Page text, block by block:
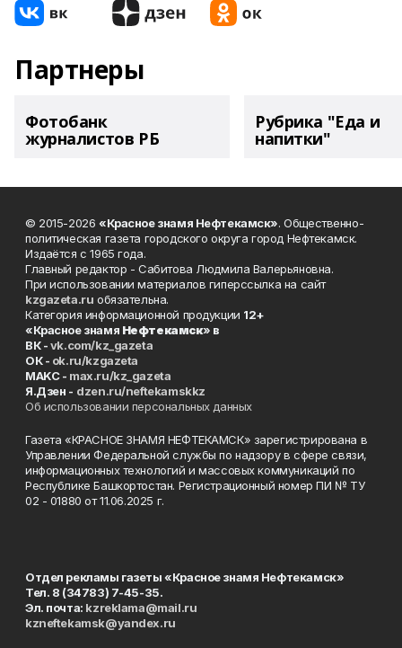
Партнеры
Фотобанк
журналистов РБ
Рубрика "Еда и
напитки"
© 2015-2026 «Красное знамя Нефтекамск». Общественно-
политическая газета городского округа город Нефтекамск.
Издаётся с 1965 года.
Главный редактор - Сабитова Людмила Валерьяновна.
При использовании материалов гиперссылка на сайт
kzgazeta.ru обязательна.
Категория информационной продукции 12+
«Красное знамя Нефтекамск» в
ВК -vk.com/kz_gazeta
ОК - ok.ru/kzgazeta
MAKC - max.ru/kz_gazeta
Я.Дзен - dzen.ru/neftekamskkz
Об использовании персональных данных
Газета «КРАСНОЕ ЗНАМЯ НЕФТЕКАМСК» зарегистрирована в
Управлении Федеральной службы по надзору в сфере связи,
информационных технологий и массовых коммуникаций по
Республике Башкортостан. Регистрационный номер ПИ № ТУ
02 - 01880 от 11.06.2025 г.
Отдел рекламы газеты «Красное знамя Нефтекамск»
Тел. 8 (34783) 7-45-35.
Эл. почта: kzreklama@mail.ru
kzneftekamsk@yandex.ru